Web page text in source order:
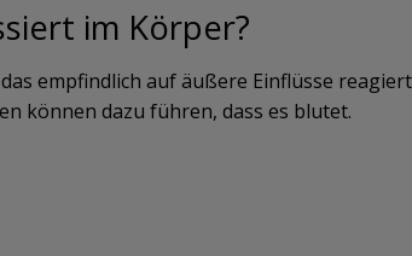
im Körper?
empfindlich auf äußere Einflüsse
können dazu führen, dass es blutet.